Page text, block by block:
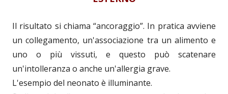
Il risultato si chiama “ancoraggio”. In pratica avviene
un collegamento, un'associazione tra un alimento e
uno o più vissuti, e questo può scatenare
un'intolleranza o anche un'allergia grave.
L'esempio del neonato è illuminante.